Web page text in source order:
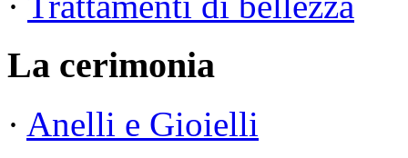
La cerimonia
· Anelli e Gioielli